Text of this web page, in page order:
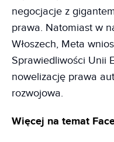
negocjacje z
prawa. Natomiast w
Włoszech, Meta
Sprawiedliwości Unii
nowelizację prawa
rozwojowa.
Więcej na temat